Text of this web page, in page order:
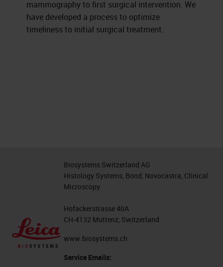
mammography to first surgical intervention. We
have developed a process to optimize
timeliness to initial surgical treatment.
Biosystems Switzerland AG
Histology Systems, Bond, Novocastra, Clinical
Microscopy
Hofackerstrasse 40A
CH-4132 Muttenz, Switzerland
www.biosystems.ch
Service Emails: